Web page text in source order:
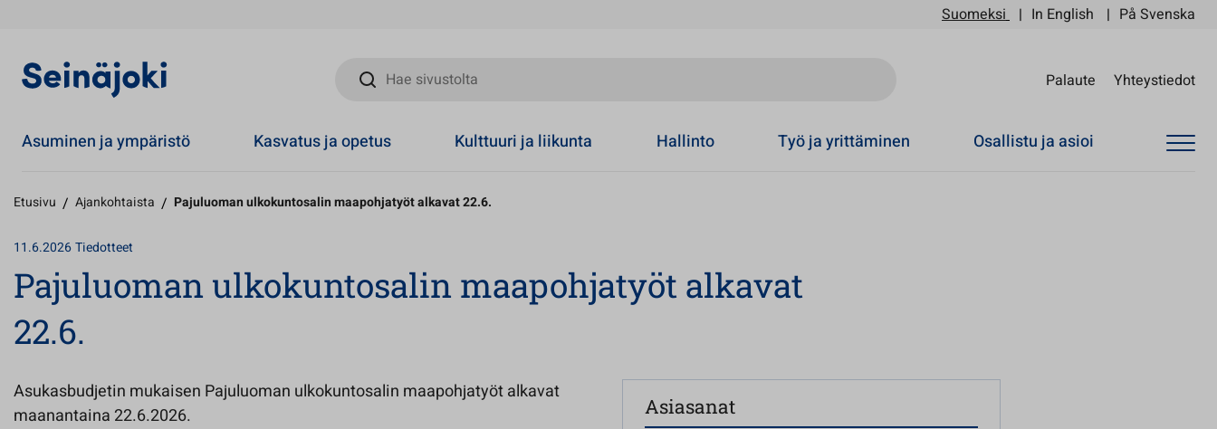
Suomeksi In English På Svenska
Hae sivustolta
Palaute Yhteystiedot
Asuminen ja ympäristö Kasvatus ja opetus Kulttuuri ja liikunta Hallinto Työ ja yrittäminen Osallistu ja asioi
Etusivu / Ajankohtaista / Pajuluoman ulkokuntosalin maapohjatyöt alkavat 22.6.
11.6.2026Tiedotteet
Pajuluoman ulkokuntosalin maapohjatyöt alkavat
22.6.
Asukasbudjetin mukaisen Pajuluoman ulkokuntosalin maapohjatyöt alkavat
maanantaina 22.6.2026.
Asiasanat